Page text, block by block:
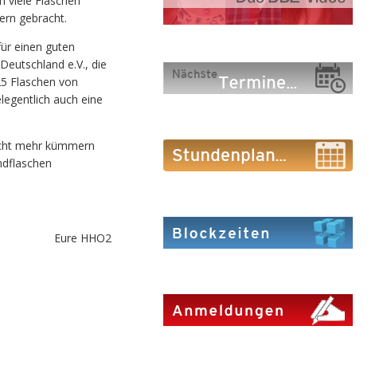
gebracht.
einen guten
e.V., die
Flaschen von
auch eine
mehr kümmern
Eure HHO2